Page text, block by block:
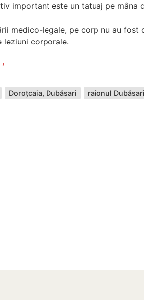
important este un tatuaj pe mâna
medico-legale, pe corp nu au fost
leziuni corporale.
Doroțcaia, Dubăsari raionul Dubăsari